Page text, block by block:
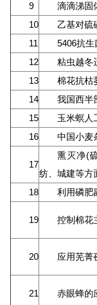
9
滴滴涕固
10
乙基对硫
11
5406抗
12
粘虫越冬
13
棉花抗枯
14
我国西半
15
玉米螟人
16
中国小麦
17
熏灭净(
纺、城建等方
18
利用磷肥
19 控制棉花
20 应用芜菁
21 赤眼蜂的